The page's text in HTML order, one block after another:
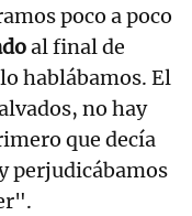
poco a poco
al final de
hablábamos. El
no hay
que decía
perjudicábamos